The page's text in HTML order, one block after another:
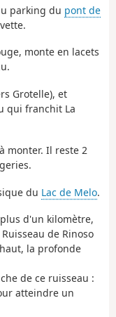
parking du pont de
monte en lacets
Grotelle), et
qui franchit La
monter. Il reste 2
du Lac de Melo.
d'un kilomètre,
de Rinoso
la profonde
de ce ruisseau :
atteindre un